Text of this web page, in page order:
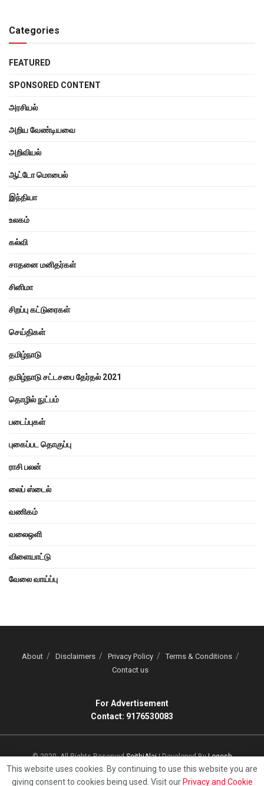
Categories
FEATURED
SPONSORED CONTENT
அரசியல்
அறிய வேண்டியவை
அறிவியல்
ஆட்டோ மொபைல்
இந்தியா
உலகம்
கல்வி
சாதனை மனிதர்கள்
சினிமா
சிறப்பு கட்டுரைகள்
செய்திகள்
தமிழ்நாடு
தமிழ்நாடு சட்டசபை தேர்தல் 2021
தொழில் நுட்பம்
படைப்புகள்
புகைப்பட தொகுப்பு
ராசி பலன்
லைப் ஸ்டைல்
வணிகம்
வலைஒளி
விளையாட்டு
வேலை வாய்ப்பு
About Disclaimers Privacy Policy
Terms & Conditions
Contact us
For Advertisement
Contact: 9176530083
© 2020, All Rights ReservedSeithiAlai| Developed ByLogesh
This website uses cookies. By continuing to use this website you are
giving consent to cookies being used. Visit our Privacy and Cookie